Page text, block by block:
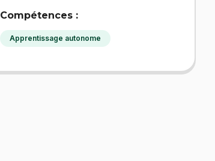
Compétences :
Apprentissage autonome